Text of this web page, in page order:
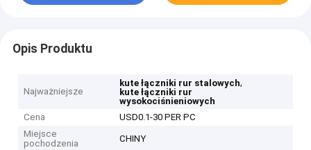
Opis Produktu
Najważniejsze
kute łączniki rur stalowych,
kute łączniki rur
wysokociśnieniowych
Cena
USD0.1-30 PER PC
Miejsce
pochodzenia
CHINY